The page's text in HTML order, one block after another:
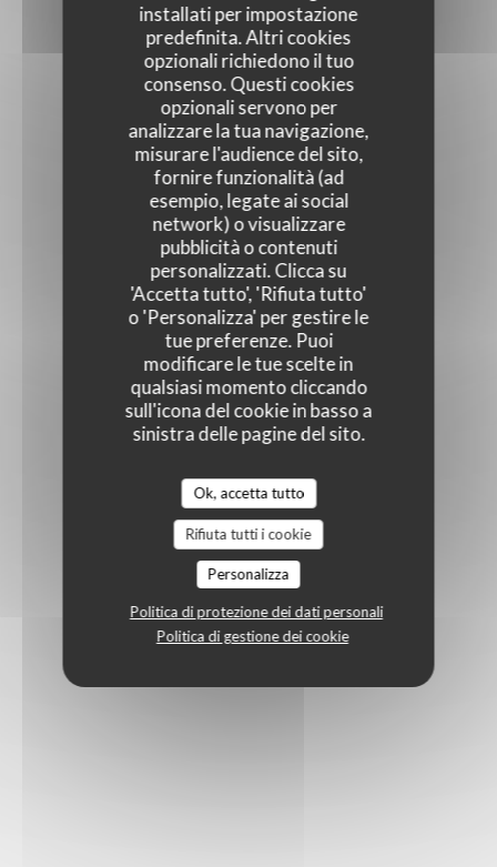
installati per impostazione
predefinita. Altri cookies
opzionali richiedono il tuo
consenso. Questi cookies
opzionali servono per
analizzare la tua navigazione,
misurare l'audience del sito,
fornire funzionalità (ad
esempio, legate ai social
network) o visualizzare
pubblicità o contenuti
personalizzati. Clicca su
'Accetta tutto', 'Rifiuta tutto'
o 'Personalizza' per gestire le
tue preferenze. Puoi
modificare le tue scelte in
qualsiasi momento cliccando
sull'icona del cookie in basso a
sinistra delle pagine del sito.
Ok, accetta tutto
Rifiuta tutti i cookie
Personalizza
Politica di protezione dei dati personali
Politica di gestione dei cookie